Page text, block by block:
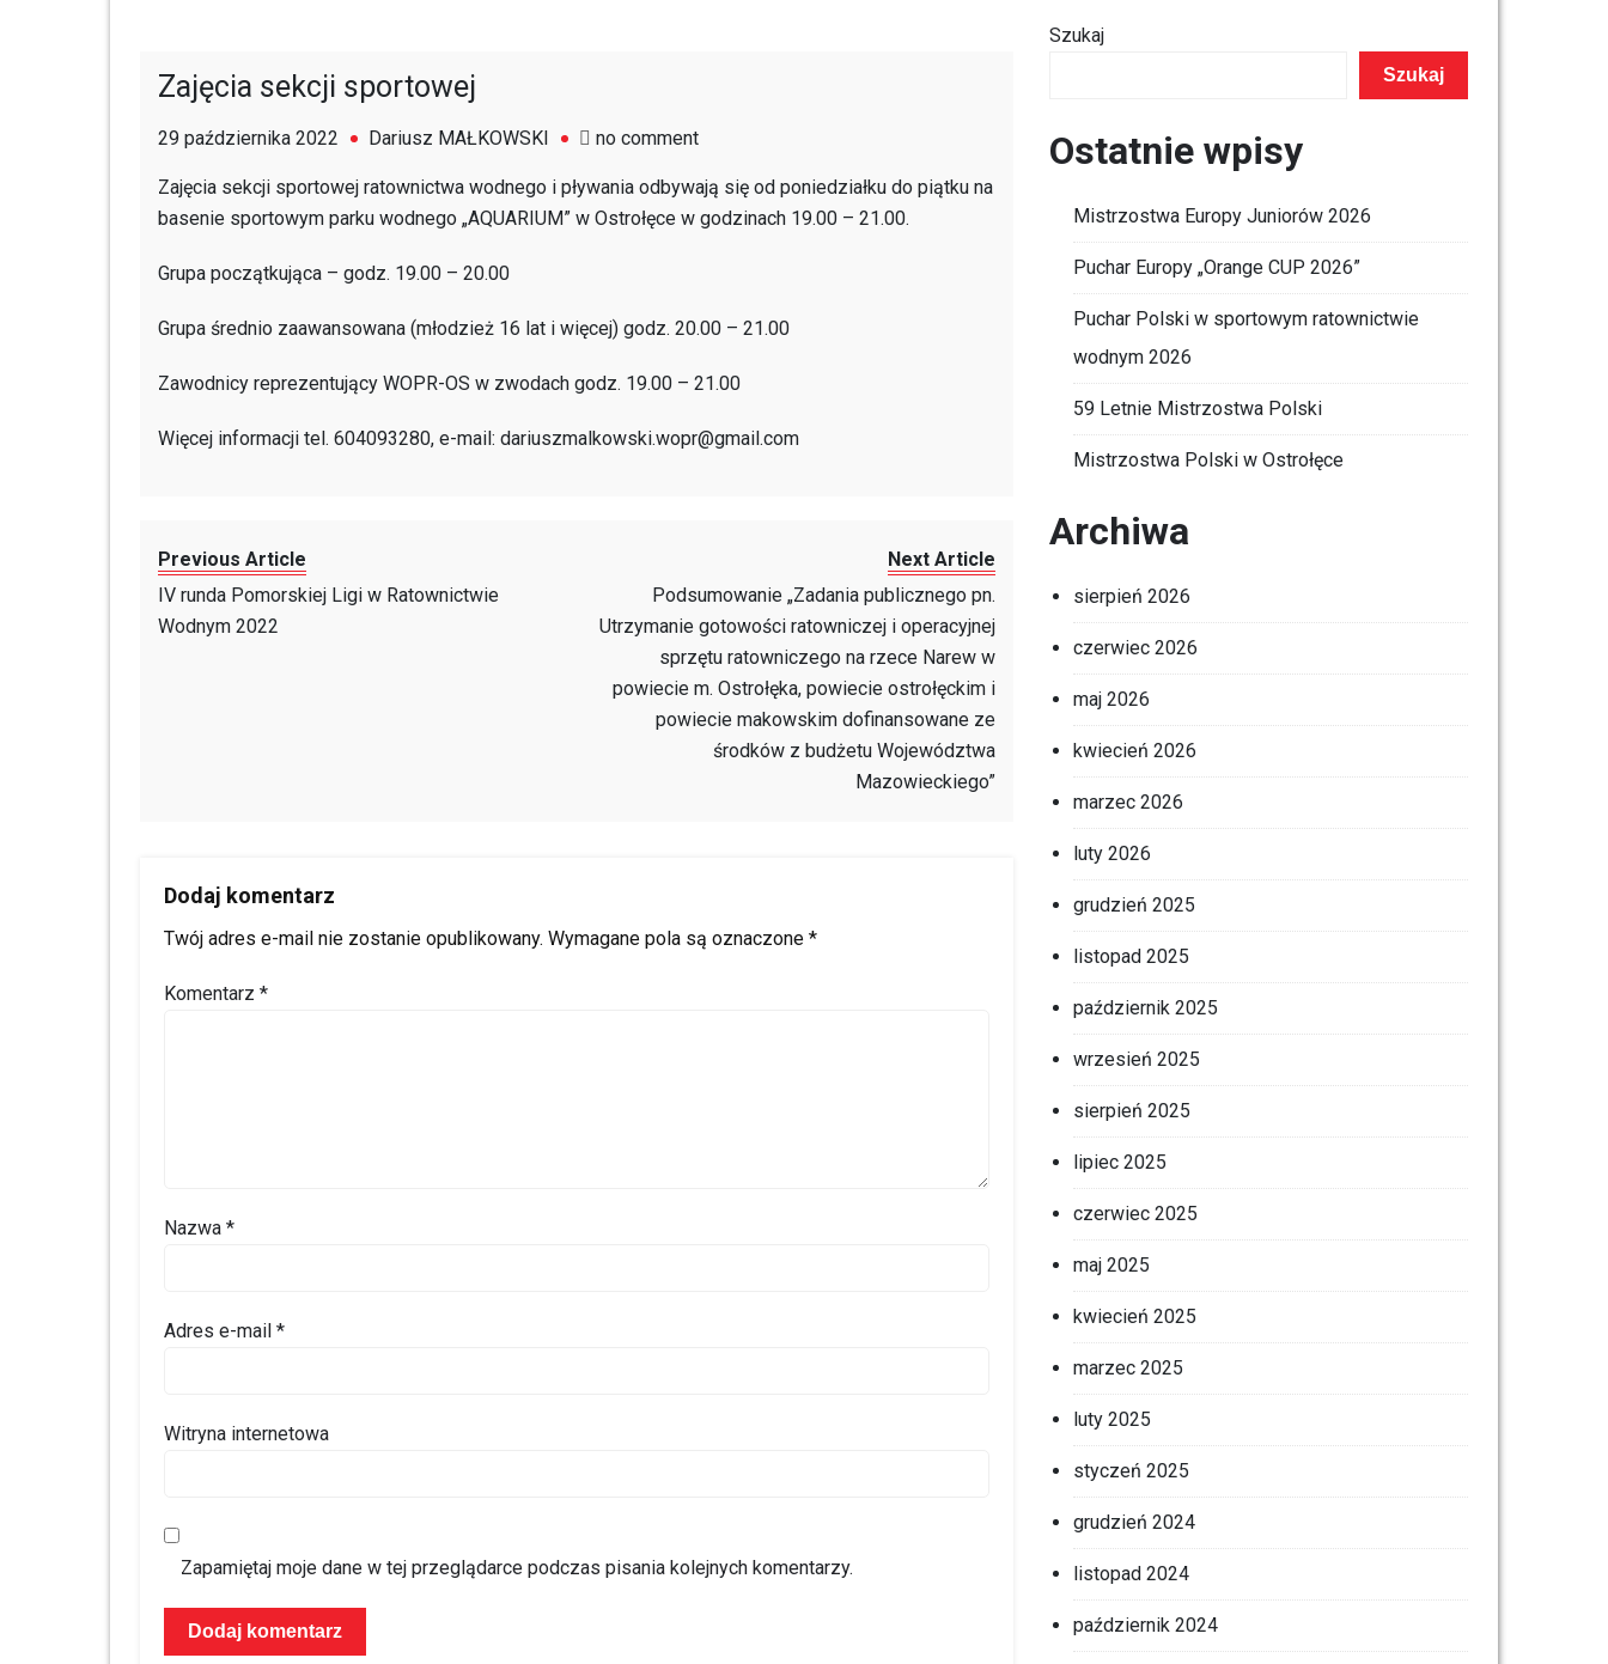
Zajęcia sekcji sportowej
29 października 2022 Dariusz MAŁKOWSKI no commenton
sekcji
sportowej
Zajęcia sekcji sportowej ratownictwa wodnego i pływania odbywają się od poniedziałku do piątku na
basenie sportowym parku wodnego „AQUARIUM” w Ostrołęce w godzinach 19.00 – 21.00.
Grupa początkująca – godz. 19.00 – 20.00
Grupa średnio zaawansowana (młodzież 16 lat i więcej) godz. 20.00 – 21.00
Zawodnicy reprezentujący WOPR-OS w zwodach godz. 19.00 – 21.00
Więcej informacji tel. 604093280, e-mail: dariuszmalkowski.wopr@gmail.com
Previous Article
IV runda Pomorskiej Ligi w Ratownictwie
Wodnym 2022
Next Article
Podsumowanie „Zadania publicznego pn.
Utrzymanie gotowości ratowniczej i operacyjnej
sprzętu ratowniczego na rzece Narew w
powiecie m. Ostrołęka, powiecie ostrołęckim i
powiecie makowskim dofinansowane ze
środków z budżetu Województwa
Mazowieckiego”
Dodaj komentarz
Twój adres e-mail nie zostanie opublikowany. Wymagane pola są oznaczone *
Komentarz *
Nazwa *
Adres e-mail *
Witryna internetowa
Zapamiętaj moje dane w tej przeglądarce podczas pisania kolejnych komentarzy.
Szukaj
Szukaj
Ostatnie wpisy
Mistrzostwa Europy Juniorów 2026
Puchar Europy „Orange CUP 2026”
Puchar Polski w sportowym ratownictwie
wodnym 2026
59 Letnie Mistrzostwa Polski
Mistrzostwa Polski w Ostrołęce
Archiwa
sierpień 2026
czerwiec 2026
maj 2026
kwiecień 2026
marzec 2026
luty 2026
grudzień 2025
listopad 2025
październik 2025
wrzesień 2025
sierpień 2025
lipiec 2025
czerwiec 2025
maj 2025
kwiecień 2025
marzec 2025
luty 2025
styczeń 2025
grudzień 2024
listopad 2024
październik 2024